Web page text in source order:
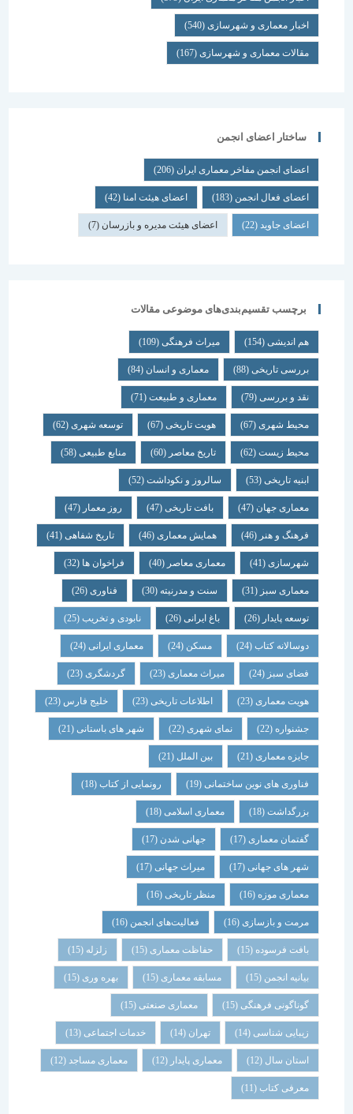
اخبار معماری و شهرسازی(540)
مقالات معماری و شهرسازی(167)
ساختار اعضای انجمن
اعضای انجمن مفاخر معماری ایران (206)
اعضای فعال انجمن(183) اعضای هیئت امنا(42)
اعضای جاوید(22) اعضای هیئت مدیره و بازرسان(7)
برچسب تقسیم‌بندی‌های موضوعی مقالات
هم اندیشی (154) میراث فرهنگی (109)
بررسی تاریخی (88) معماری و انسان (84)
نقد و بررسی (79) معماری و طبیعت (71)
محیط شهری(67) هویت تاریخی(67) توسعه شهری(62)
محیط زیست(62) تاریخ معاصر(60) منابع طبیعی(58)
ابنیه تاریخی(53) سالروز و نکوداشت(52)
معماری جهان (47) بافت تاریخی(47) روز معمار(47)
فرهنگ و هنر(46) همایش معماری (46) تاریخ شفاهی (41)
شهرسازی(41) معماری معاصر(40) فراخوان ها (32)
معماری سبز(31) سنت و مدرنیته(30) فناوری (26)
توسعه پایدار(26) باغ ایرانی(26) نابودی و تخریب(25)
دوسالانه کتاب(24) مسکن (24) معماری ایرانی(24)
فضای سبز(24) میراث معماری (23) گردشگری (23)
هویت معماری (23) اطلاعات تاریخی(23) خلیج فارس(23)
جشنواره(22) نمای شهری(22) شهر های باستانی (21)
جایزه معماری (21) بین الملل(21)
فناوری های نوین ساختمانی(19) رونمایی از کتاب (18)
بزرگداشت (18) معماری اسلامی(18)
گفتمان معماری (17) جهانی شدن(17)
شهر های جهانی(17) میراث جهانی(17)
معماری موزه(16) منظر تاریخی (16)
مرمت و بازسازی(16) فعالیت‌های انجمن(16)
بافت فرسوده (15) حفاظت معماری (15) زلزله
بیانیه انجمن(15) مسابقه معماری (15) بهره وری(15)
گوناگونی فرهنگی (15) معماری صنعتی(15)
زیبایی شناسی (14) تهران خدمات اجتماعی (13)
استان سال(12) معماری پایدار (12) معماری مساجد(12)
معرفی کتاب(11)